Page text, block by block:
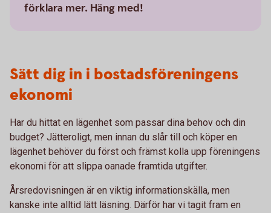
förklara mer. Häng med!
Sätt dig in i bostadsföreningens
ekonomi
Har du hittat en lägenhet som passar dina behov och din
budget? Jätteroligt, men innan du slår till och köper en
lägenhet behöver du först och främst kolla upp föreningens
ekonomi för att slippa oanade framtida utgifter.
Årsredovisningen är en viktig informationskälla, men
kanske inte alltid lätt läsning. Därför har vi tagit fram en